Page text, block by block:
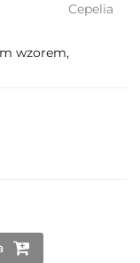
Cepelia
wzorem,